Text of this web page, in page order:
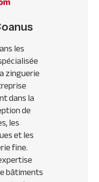
les
zinguerie
dans la
de
les
et les
fine.
bâtiments